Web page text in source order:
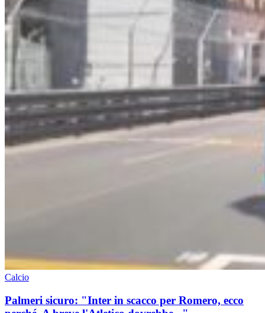
Calcio
Palmeri sicuro: "Inter in scacco per Romero, ecco